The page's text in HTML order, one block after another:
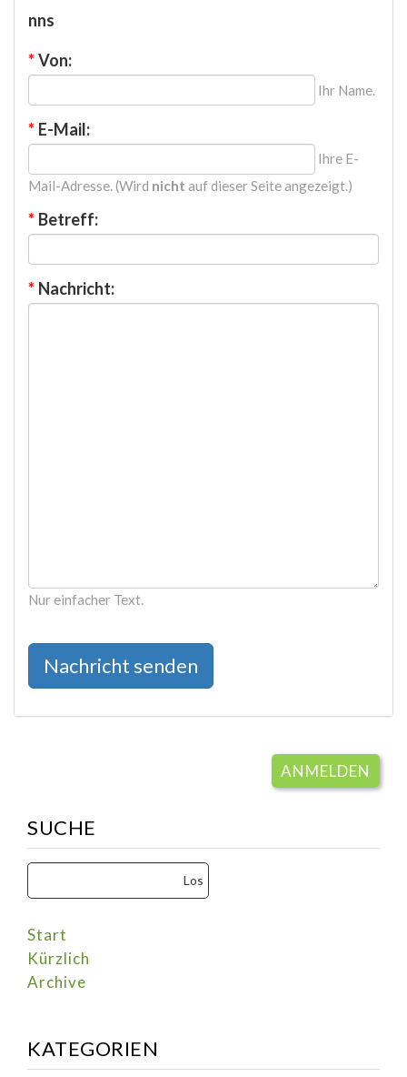
nns
*Von:
Ihr Name.
* E-Mail:
Ihre E-
Mail-Adresse. (Wird nicht auf dieser Seite angezeigt.)
* Betreff:
* Nachricht:
Nur einfacher Text.
ANMELDEN
SUCHE
Start
Kürzlich
Archive
KATEGORIEN